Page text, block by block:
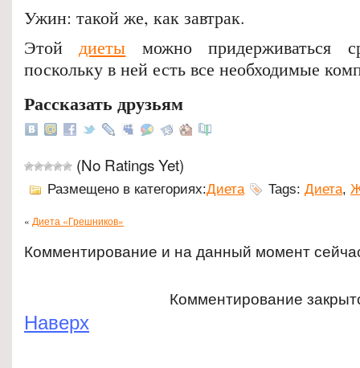
Ужин: такой же, как завтрак.
Этойдиеты можно придерживаться
поскольку в ней есть все необходимые
Рассказать друзьям
(No Ratings Yet)
Размещено в категориях:Диета Tags: Диета,
« Диета «Грешников»
Комментирование и на данный момент
Комментирование
Наверх